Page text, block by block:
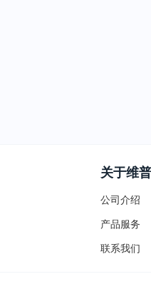
关于维普
公司介绍
产品服务
联系我们